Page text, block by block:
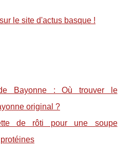
le site d'actus basque !
Bayonne : Où trouver le
original ?
de rôti pour une soupe